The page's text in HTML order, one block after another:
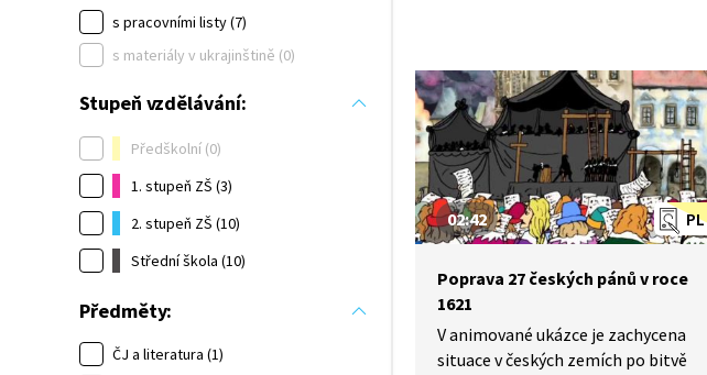
s pracovními listy (7)
s materiály v ukrajinštině (0)
Stupeň vzdělávání:
Předškolní (0)
1. stupeň ZŠ (3)
2. stupeň ZŠ (10)
Střední škola (10)
Předměty:
ČJ a literatura (1)
PL
02:42
Poprava 27 českých pánů v roce
1621
V animované ukázce je zachycena
situace v českých zemích po bitvě